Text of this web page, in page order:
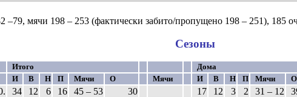
–79, мячи 198 – 253 (фактически забито/пропущено 198 – 251), 185
Сезоны
Итого Дома
И
В Н П Мячи О Мячи И В Н П Мячи О
34 12 6 16 45 – 53 30 17 12 3 2 31 – 12